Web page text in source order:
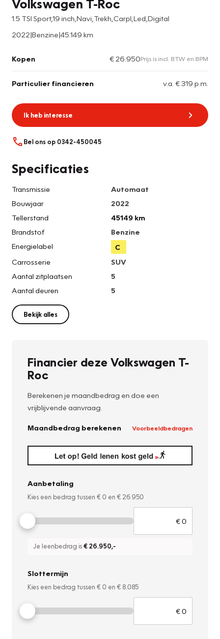
Volkswagen T-Roc
1.5 TSI Sport,19 inch,Navi,Trekh,Carpl,Led,Digital
2022|Benzine|45.149 km
Kopen € 26.950Prijs is incl. BTW en BPM
Particulier financieren v.a. € 319 p.m.
Ik heb interesse
Bel ons op 0342-450045
Specificaties
Transmissie
Automaat
Bouwjaar
2022
Tellerstand
45149 km
Brandstof
Benzine
Energielabel
C
Carrosserie
SUV
Aantal zitplaatsen
5
Aantal deuren
5
Bekijk alles
Financier deze Volkswagen T-
Roc
Berekenen je maandbedrag en doe een
vrijblijvende aanvraag.
Maandbedrag berekenen Voorbeeldbedragen
Aanbetaling
Kies een bedrag tussen € 0 en € 26.950
Je leenbedrag is€ 26.950,-
Slottermijn
Kies een bedrag tussen € 0 en € 8.085